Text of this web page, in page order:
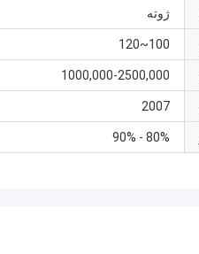
ژوته
100~120
1000,000-2500,000
2007
80% - 90%